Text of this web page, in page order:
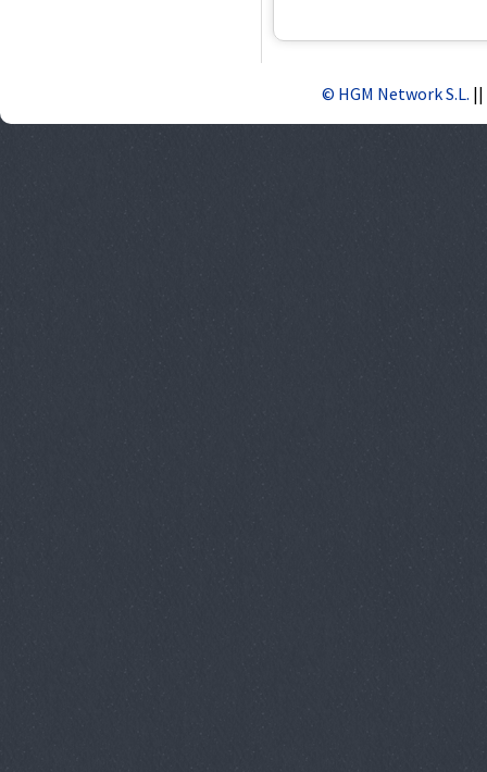
© HGM Network S.L. ||